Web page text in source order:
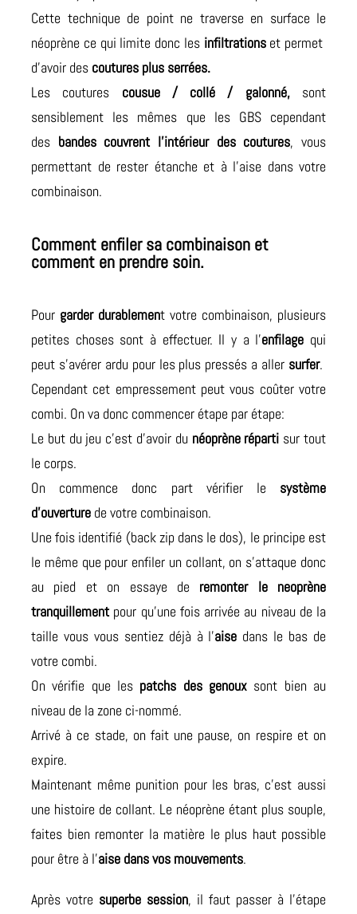
Cette technique de point ne traverse en surface le
néoprène ce qui limite donc les infiltrationset permet
d’avoir des coutures plus serrées.
Les coutures cousue / collé / galonné, sont
sensiblement les mêmes que les GBS cependant
des bandes couvrent l’intérieur des coutures, vous
permettant de rester étanche et à l’aise dans votre
combinaison.
Comment enfiler sa combinaison et
comment en prendre soin.
Pour garder durablement votre combinaison, plusieurs
petites choses sont à effectuer. Il y a l’enfilage qui
peut s’avérer ardu pour les plus pressés a aller surfer.
Cependant cet empressement peut vous coûter votre
combi. On va donc commencer étape par étape:
Le but du jeu c’est d’avoir dunéoprène réparti sur tout
le corps.
On commence donc part vérifier le système
d’ouverture de votre combinaison.
Une fois identifié (back zip dans le dos), le principe est
le même que pour enfiler un collant, on s’attaque donc
au pied et on essaye de remonter le neoprène
tranquillementpour qu’une fois arrivée au niveau de la
taille vous vous sentiez déjà à l’aise dans le bas de
votre combi.
On vérifie que les patchs des genoux sont bien au
niveau de la zone ci-nommé.
Arrivé à ce stade, on fait une pause, on respire et on
expire.
Maintenant même punition pour les bras, c’est aussi
une histoire de collant. Le néoprène étant plus souple,
faites bien remonter la matière le plus haut possible
pour être à l’aise dans vos mouvements.
Après votre superbe session, il faut passer à l’étape